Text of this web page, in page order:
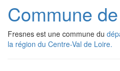
Commune
Fresnes est une commune du
la région du Centre-Val de Loire.